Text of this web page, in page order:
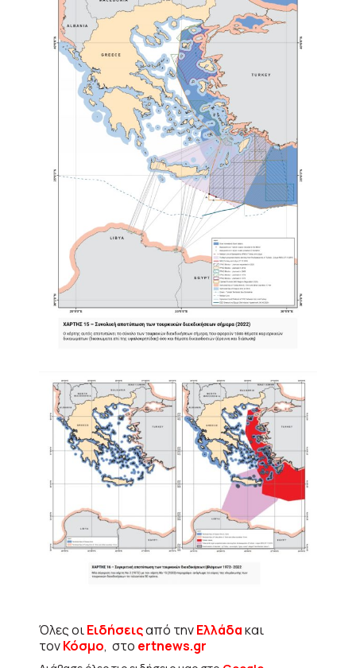
Όλες οιΕιδήσειςαπό τηνΕλλάδακαι
τονΚόσμο, στο ertnews.gr